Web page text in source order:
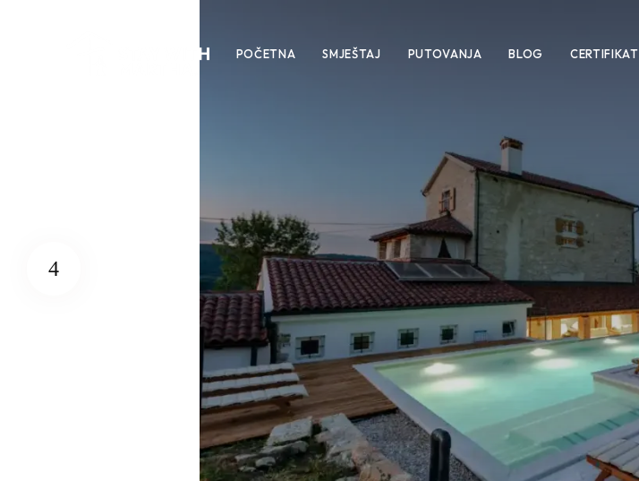
POČETNA SMJEŠTAJ PUTOVANJA BLOG CERTIFIKAT